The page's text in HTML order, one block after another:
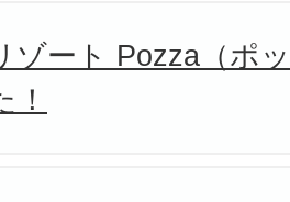
ゾート Pozza（ポ